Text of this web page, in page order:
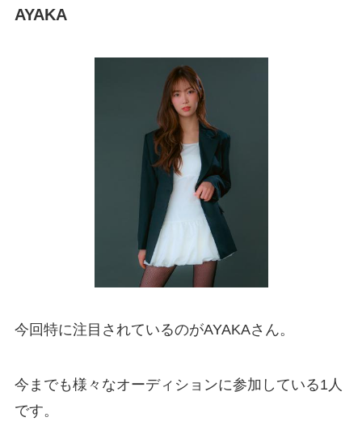
AYAKA
今回特に注目されているのがAYAKAさん。
今までも様々なオーディションに参加している1人
です。